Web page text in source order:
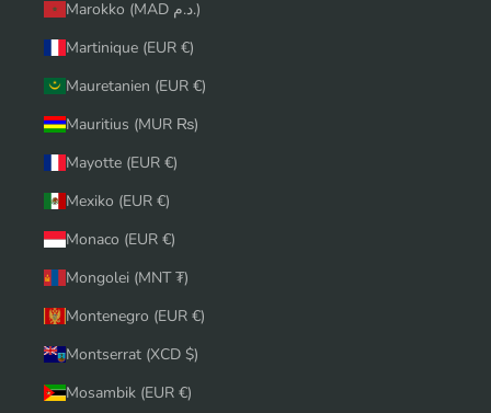
Marokko (MAD د.م.)
Martinique (EUR €)
Mauretanien (EUR €)
Mauritius (MUR ₨)
Mayotte (EUR €)
Mexiko (EUR €)
Monaco (EUR €)
Mongolei (MNT ₮)
Montenegro (EUR €)
Montserrat (XCD $)
Mosambik (EUR €)